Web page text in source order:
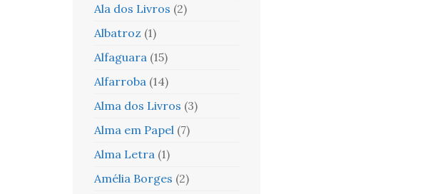
Ala dos Livros (2)
Albatroz (1)
Alfaguara (15)
Alfarroba (14)
Alma dos Livros (3)
Alma em Papel (7)
Alma Letra (1)
Amélia Borges (2)